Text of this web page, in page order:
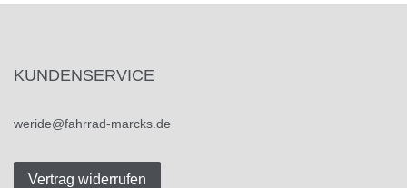
KUNDENSERVICE
weride@fahrrad-marcks.de
Vertrag widerrufen